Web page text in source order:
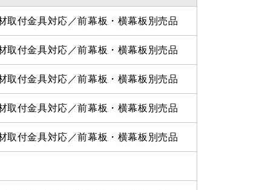
取付金具対応／前幕板・横幕板別売品
取付金具対応／前幕板・横幕板別売品
取付金具対応／前幕板・横幕板別売品
取付金具対応／前幕板・横幕板別売品
取付金具対応／前幕板・横幕板別売品